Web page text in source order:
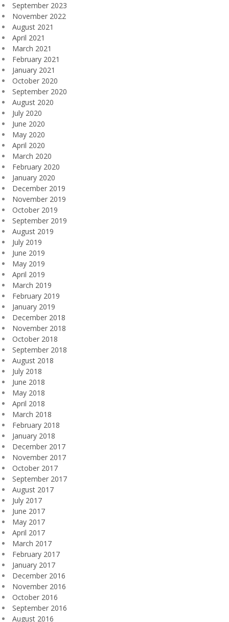
September 2023
November 2022
August 2021
April 2021
March 2021
February 2021
January 2021
October 2020
September 2020
August 2020
July 2020
June 2020
May 2020
April 2020
March 2020
February 2020
January 2020
December 2019
November 2019
October 2019
September 2019
August 2019
July 2019
June 2019
May 2019
April 2019
March 2019
February 2019
January 2019
December 2018
November 2018
October 2018
September 2018
August 2018
July 2018
June 2018
May 2018
April 2018
March 2018
February 2018
January 2018
December 2017
November 2017
October 2017
September 2017
August 2017
July 2017
June 2017
May 2017
April 2017
March 2017
February 2017
January 2017
December 2016
November 2016
October 2016
September 2016
August 2016